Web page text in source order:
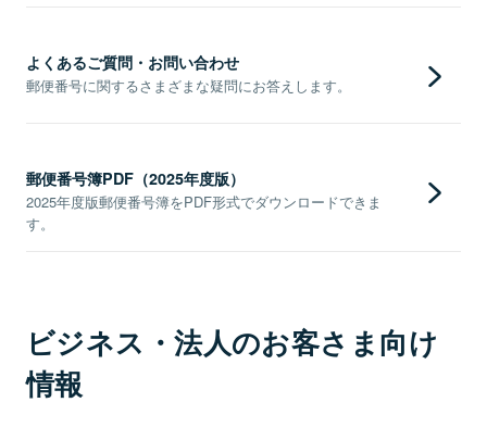
よくあるご質問・お問い合わせ
郵便番号に関するさまざまな疑問にお答えします。
郵便番号簿PDF（2025年度版）
2025年度版郵便番号簿をPDF形式でダウンロードできま
す。
ビジネス・法人のお客さま向け
情報